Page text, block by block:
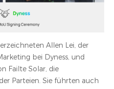
Allen Lei, der
bei Dyness, und
Failte Solar, die
Parteien. Sie führten auch